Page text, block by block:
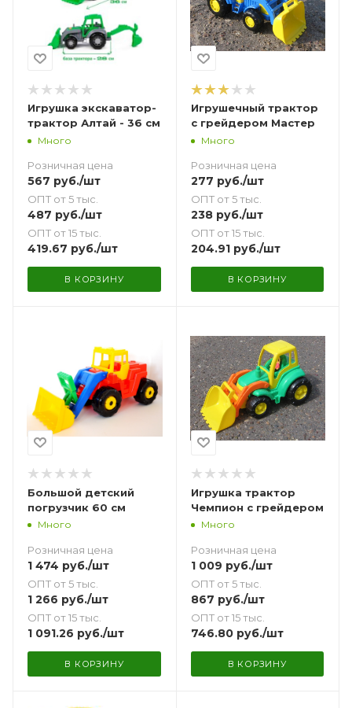
Игрушка экскаватор-
трактор Алтай - 36 см
Много
Розничная цена
567 руб./шт
ОПТ от 5 тыс.
487 руб./шт
ОПТ от 15 тыс.
419.67 руб./шт
В КОРЗИНУ
Игрушечный трактор
с грейдером Мастер
Много
Розничная цена
277 руб./шт
ОПТ от 5 тыс.
238руб./шт
ОПТ от 15 тыс.
204.91руб./шт
В КОРЗИНУ
Большой детский
погрузчик 60 см
Много
Розничная цена
1 474 руб./шт
ОПТ от 5 тыс.
1 266 руб./шт
ОПТ от 15 тыс.
1 091.26 руб./шт
В КОРЗИНУ
Игрушка трактор
Чемпион с грейдером
Много
Розничная цена
1 009 руб./шт
ОПТ от 5 тыс.
867 руб./шт
ОПТ от 15 тыс.
746.80руб./шт
В КОРЗИНУ